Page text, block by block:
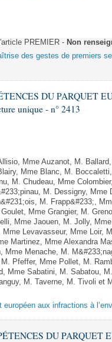
PREMIER - Non
des gestes de premiers
DU PARQUET
unique - n° 2413
Mme Auzanot, M.
Mme Blanc, M.
M. Chudeau, Mme
M. Dessigny, Mme
M. Frapp&#233;,
Mme Grangier, M.
Mme Jaouen, M. Jolly,
Levavasseur, Mme Loir,
Martinez, Mme Alexandra
Menache, M.
Pfeffer, Mme Pollet, M.
Mme Sabatini, M. Sabatou,
M. Taverne, M. Tivoli et
aux infractions à
DU PARQUET